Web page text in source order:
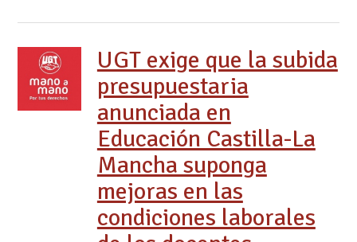
UGT exige que la subida
presupuestaria
anunciada en
Educación Castilla-La
Mancha suponga
mejoras en las
condiciones laborales